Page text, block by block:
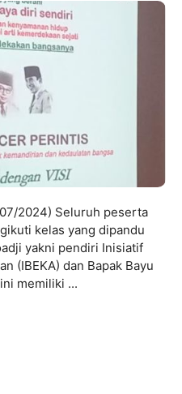
07/2024) Seluruh peserta
kelas yang dipandu
yakni pendiri Inisiatif
(IBEKA) dan Bapak Bayu
memiliki ...